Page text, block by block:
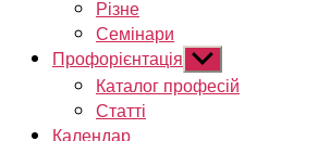
Різне
Семінари
Профорієнтація Показати
підменю
Каталог професій
Статті
Календар